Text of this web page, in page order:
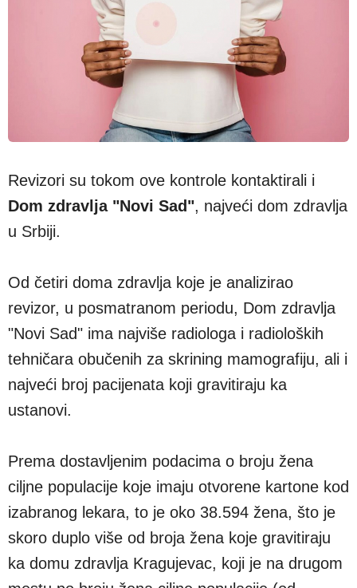
Revizori su tokom ove kontrole kontaktirali i
Dom zdravlja "Novi Sad", najveći dom zdravlja
u Srbiji.
Od četiri doma zdravlja koje je analizirao
revizor, u posmatranom periodu, Dom zdravlja
"Novi Sad" ima najviše radiologa i radioloških
tehničara obučenih za skrining mamografiju, ali i
najveći broj pacijenata koji gravitiraju ka
ustanovi.
Prema dostavljenim podacima o broju žena
ciljne populacije koje imaju otvorene kartone kod
izabranog lekara, to je oko 38.594 žena, što je
skoro duplo više od broja žena koje gravitiraju
ka domu zdravlja Kragujevac, koji je na drugom